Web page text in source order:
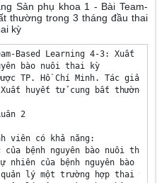
Sản phụ khoa 1 - Bài Team-
thường trong 3 tháng đầu thai
kỳ
Based Learning 4-3: Xuất
bào nuôi thai kỳ
TP. Hồ Chí Minh. Tác giả
Xuất huyết tử cung bất
2
viên có khả năng:
của bệnh nguyên bào nuôi
nhiên của bệnh nguyên bào
lý một trường hợp thai